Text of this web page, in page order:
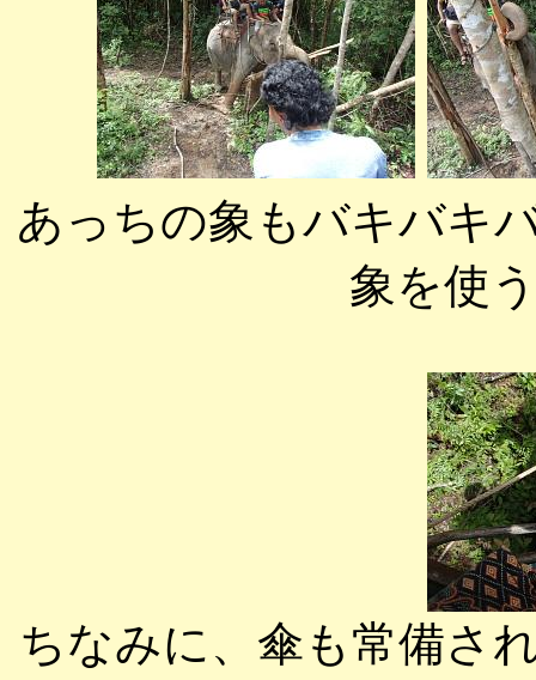
あっちの象もバキバキ
象を使
ちなみに、傘も常備さ